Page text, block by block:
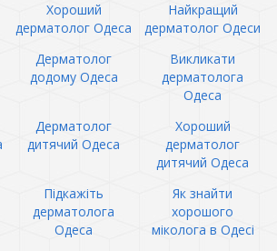
Хороший
дерматолог Одеса
Найкращий
дерматолог Одеси
Дерматолог
додому Одеса
Викликати
дерматолога
Одеса
Дерматолог
дитячий Одеса
Хороший
дерматолог
дитячий Одеса
Підкажіть
дерматолога
Одеса
Як знайти
хорошого
міколога в Одесі